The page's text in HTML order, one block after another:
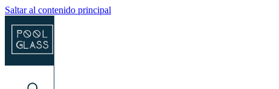
Saltar al contenido principal